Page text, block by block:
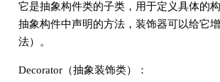
它是抽象构件类的子类，用于定义具体的
抽象构件中声明的方法，装饰器可以给它
法）。
Decorator（抽象装饰类）：